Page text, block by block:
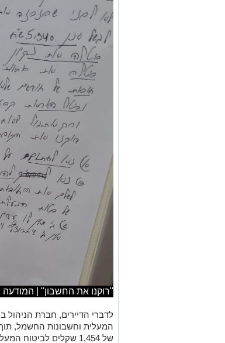
"רוקנו את החשבון" | המודעה
לדברי הדיירים, חברת הניהול
המעלית וחשבונות החשמל,